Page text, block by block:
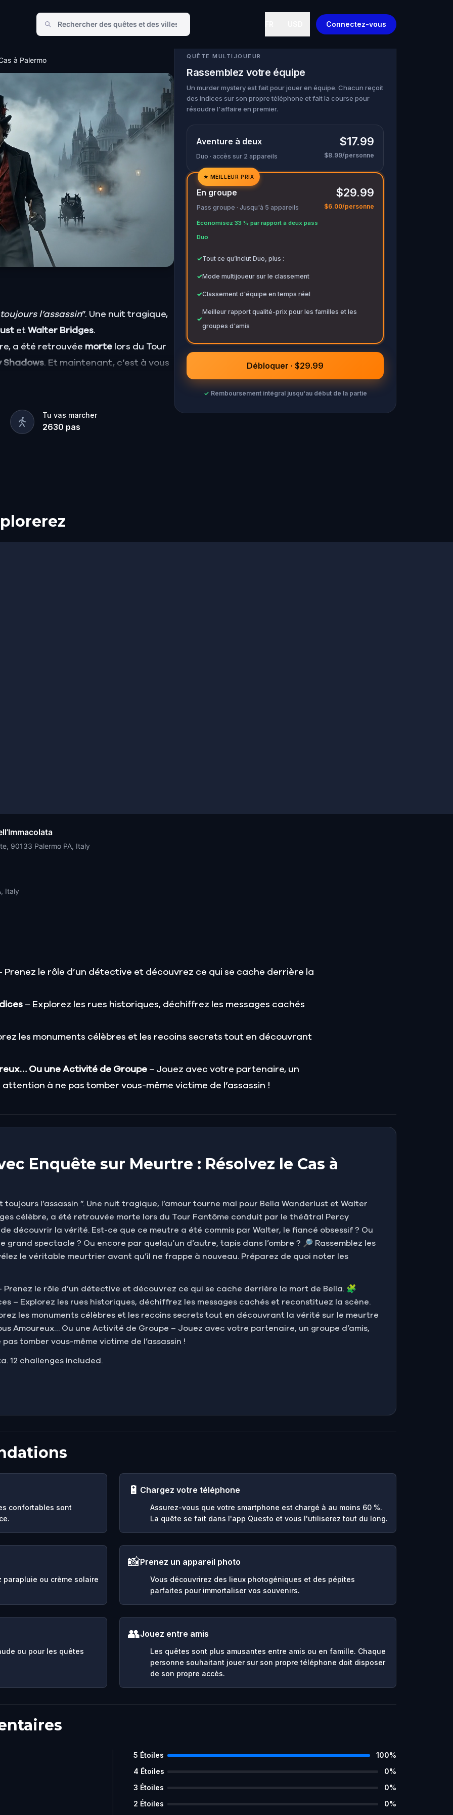
Connectez-vous
à Palermo
l’assassin”. Une nuit tragique,
et Walter Bridges.
a été retrouvée morte lors du Tour
Shadows. Et maintenant, c’est à vous
Walter, le fiancé obsessif ?
le grand spectacle ?
l’ombre ?
Préparez de quoi noter les
Tu vas marcher
2630 pas
QUÊTE MULTIJOUEUR
Rassemblez votre équipe
Un murder mystery est fait pour jouer en équipe. Chacun reçoit
des indices sur son propre téléphone et fait la course pour
résoudre l'affaire en premier.
Aventure à deux
Duo · accès sur 2 appareils
$17.99
$8.99/personne
✓
✓
★ MEILLEUR PRIX
En groupe
Pass groupe · Jusqu'à 5 appareils
Économisez 33 % par rapport à deux pass
Duo
$29.99
$6.00/personne
✓Tout ce qu’inclut Duo, plus :
✓Mode multijoueur sur le classement
✓Classement d'équipe en temps réel
✓
Meilleur rapport qualité-prix pour les familles et les
groupes d'amis
Débloquer · $29.99
✓ Remboursement intégral jusqu'au début de la partie
90133 Palermo PA, Italy
Italy
Prenez le rôle d’un détective et découvrez ce qui se cache derrière la
– Explorez les rues historiques, déchiffrez les messages cachés
les monuments célèbres et les recoins secrets tout en découvrant
Ou une Activité de Groupe – Jouez avec votre partenaire, un
à ne pas tomber vous-même victime de l’assassin !
Enquête sur Meurtre : Résolvez le Cas à
toujours l’assassin ”. Une nuit tragique, l’amour tourne mal pour Bella Wanderlust et Walter
célèbre, a été retrouvée morte lors du Tour Fantôme conduit par le théâtral Percy
découvrir la vérité. Est-ce que ce meutre a été commis par Walter, le fiancé obsessif ? Ou
grand spectacle ? Ou encore par quelqu’un d’autre, tapis dans l’ombre ? 🔎 Rassemblez les
le véritable meurtrier avant qu’il ne frappe à nouveau. Préparez de quoi noter les
le rôle d’un détective et découvrez ce qui se cache derrière la mort de Bella. 🧩
– Explorez les rues historiques, déchiffrez les messages cachés et reconstituez la scène.
les monuments célèbres et les recoins secrets tout en découvrant la vérité sur le meurtre
Amoureux… Ou une Activité de Groupe – Jouez avec votre partenaire, un groupe d’amis,
tomber vous-même victime de l’assassin !
12 challenges included.
confortables sont
🔋 Chargez votre téléphone
Assurez-vous que votre smartphone est chargé à au moins 60 %.
La quête se fait dans l'app Questo et vous l'utiliserez tout du long.
parapluie ou crème solaire
📸Prenez un appareil photo
Vous découvrirez des lieux photogéniques et des pépites
parfaites pour immortaliser vos souvenirs.
ou pour les quêtes
👥Jouez entre amis
Les quêtes sont plus amusantes entre amis ou en famille. Chaque
personne souhaitant jouer sur son propre téléphone doit disposer
de son propre accès.
5 Étoiles 100%
4 Étoiles 0%
3 Étoiles 0%
2 Étoiles 0%